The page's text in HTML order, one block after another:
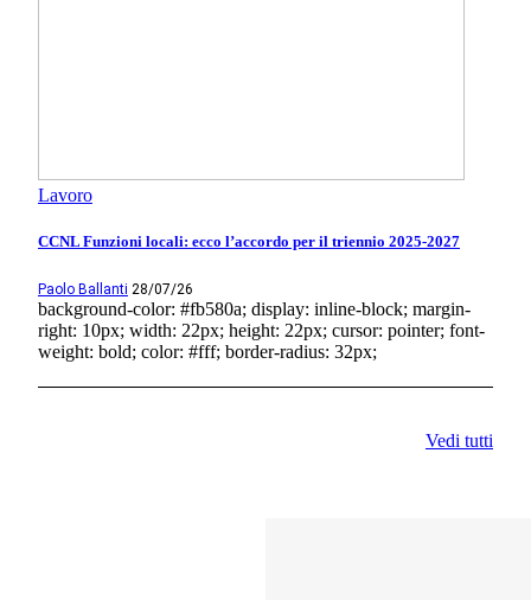
Lavoro
CCNL Funzioni locali: ecco l’accordo per il triennio 2025-2027
Paolo Ballanti 28/07/26
background-color: #fb580a; display: inline-block; margin-
right: 10px; width: 22px; height: 22px; cursor: pointer; font-
weight: bold; color: #fff; border-radius: 32px;
Vedi tutti